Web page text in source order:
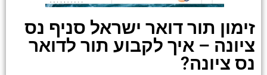
זימון תור דואר ישראל סניף נס
ציונה – איך לקבוע תור לדואר
נס ציונה?